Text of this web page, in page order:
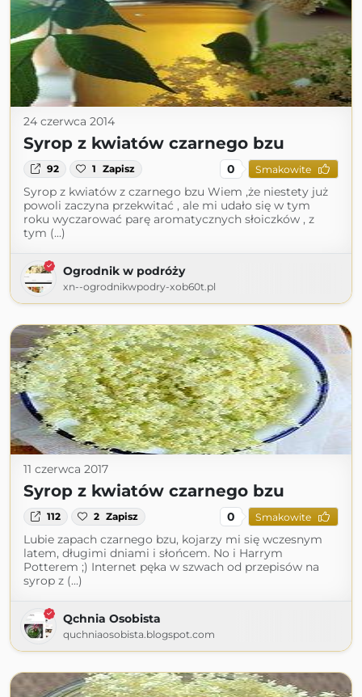
24 czerwca 2014
Syrop z kwiatów czarnego bzu
92 1 Zapisz 0 Smakowite
Syrop z kwiatów z czarnego bzu Wiem ,że niestety już
powoli zaczyna przekwitać , ale mi udało się w tym
roku wyczarować parę aromatycznych słoiczków , z
tym (...)
Ogrodnik w podróży
xn--ogrodnikwpodry-xob60t.pl
11 czerwca 2017
Syrop z kwiatów czarnego bzu
112 2 Zapisz 0 Smakowite
Lubie zapach czarnego bzu, kojarzy mi się wczesnym
latem, długimi dniami i słońcem. No i Harrym
Potterem ;) Internet pęka w szwach od przepisów na
syrop z (...)
Qchnia Osobista
quchniaosobista.blogspot.com